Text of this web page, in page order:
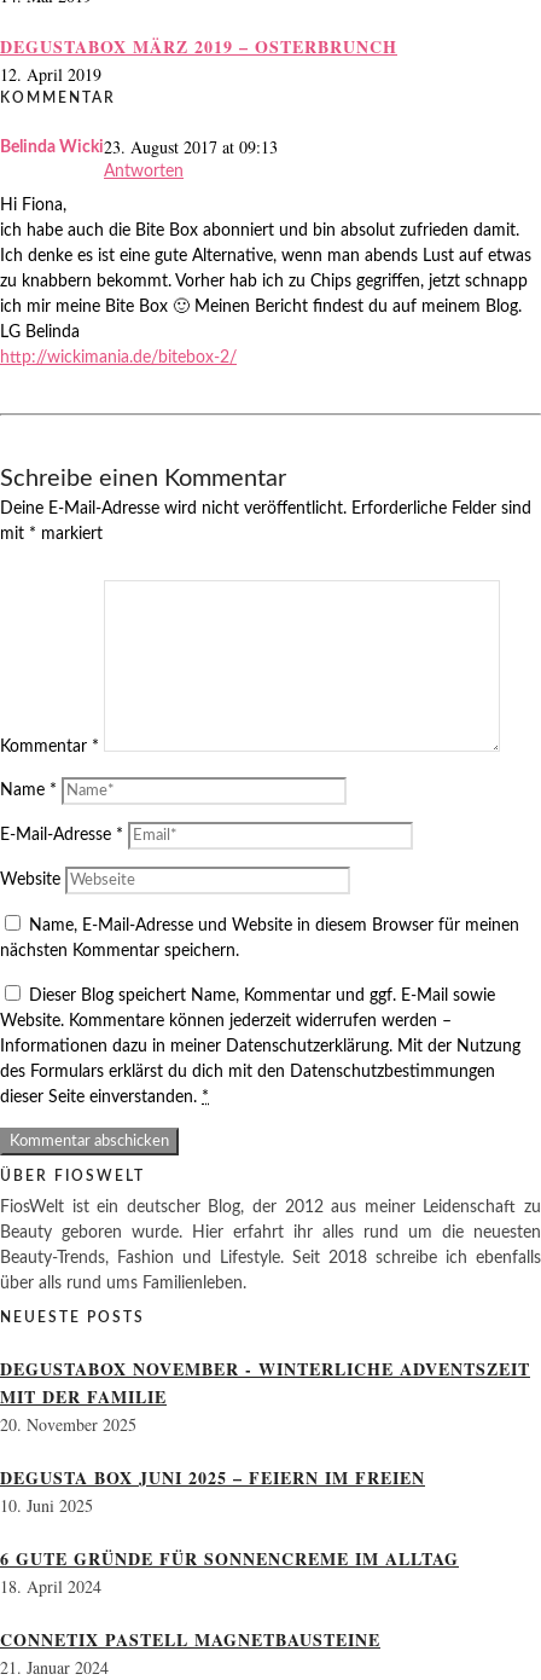
DEGUSTABOX MÄRZ 2019 – OSTERBRUNCH
12. April 2019
KOMMENTAR
Belinda Wicki23. August 2017 at 09:13
Antworten
Hi Fiona,
ich habe auch die Bite Box abonniert und bin absolut zufrieden damit.
Ich denke es ist eine gute Alternative, wenn man abends Lust auf etwas
zu knabbern bekommt. Vorher hab ich zu Chips gegriffen, jetzt schnapp
ich mir meine Bite Box 🙂 Meinen Bericht findest du auf meinem Blog.
LG Belinda
http://wickimania.de/bitebox-2/
Schreibe einen Kommentar
Deine E-Mail-Adresse wird nicht veröffentlicht. Erforderliche Felder sind
mit * markiert
Kommentar *
Name *
E-Mail-Adresse *
Website
Name, E-Mail-Adresse und Website in diesem Browser für meinen
nächsten Kommentar speichern.
Dieser Blog speichert Name, Kommentar und ggf. E-Mail sowie
Website. Kommentare können jederzeit widerrufen werden –
Informationen dazu in meiner Datenschutzerklärung. Mit der Nutzung
des Formulars erklärst du dich mit den Datenschutzbestimmungen
dieser Seite einverstanden. *
ÜBER FIOSWELT
FiosWelt ist ein deutscher Blog, der 2012 aus meiner Leidenschaft zu
Beauty geboren wurde. Hier erfahrt ihr alles rund um die neuesten
Beauty-Trends, Fashion und Lifestyle. Seit 2018 schreibe ich ebenfalls
über alls rund ums Familienleben.
NEUESTE POSTS
DEGUSTABOX NOVEMBER - WINTERLICHE ADVENTSZEIT
MIT DER FAMILIE
20. November 2025
DEGUSTA BOX JUNI 2025 – FEIERN IM FREIEN
10. Juni 2025
6 GUTE GRÜNDE FÜR SONNENCREME IM ALLTAG
18. April 2024
CONNETIX PASTELL MAGNETBAUSTEINE
21. Januar 2024